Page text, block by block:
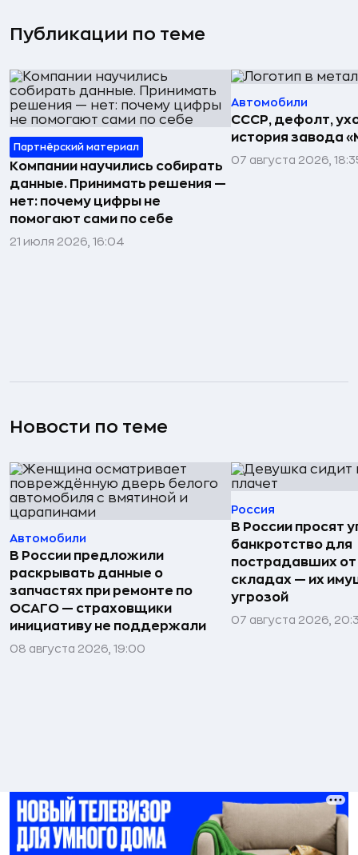
Публикации по теме
Партнёрский материал
Компании научились собирать
данные. Принимать решения —
нет: почему цифры не
помогают сами по себе
21 июля 2026, 16:04
Автомобили
СССР, дефолт,
история завода
07 августа 2026,
Новости по теме
Автомобили
В России предложили
раскрывать данные о
запчастях при ремонте по
ОСАГО — страховщики
инициативу не поддержали
08 августа 2026, 19:00
Россия
В России просят
банкротство для
пострадавших
складах — их
угрозой
07 августа 2026,